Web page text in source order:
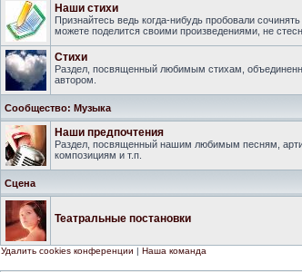
Наши стихи
Признайтесь ведь когда-нибудь пробовали
можете поделится своими произведениями, не
Стихи
Раздел, посвященный любимым стихам,
автором.
Сообщество: Музыка
Наши предпочтения
Раздел, посвященный нашим любимым песням,
композициям и т.п.
Сцена
Театральные постановки
Удалить cookies конференции | Наша команда